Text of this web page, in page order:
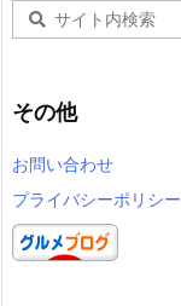
その他
お問い合わせ
プライバシーポリシー